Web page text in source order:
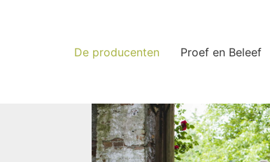
De producenten Proef en Beleef